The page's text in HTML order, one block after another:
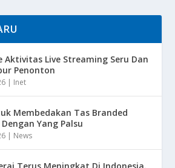
Aktivitas Live Streaming Seru Dan
Penonton
| Inet
Membedakan Tas Branded
Yang Palsu
| News